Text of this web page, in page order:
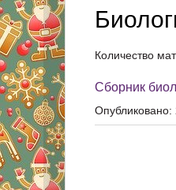
Количество
Сборник